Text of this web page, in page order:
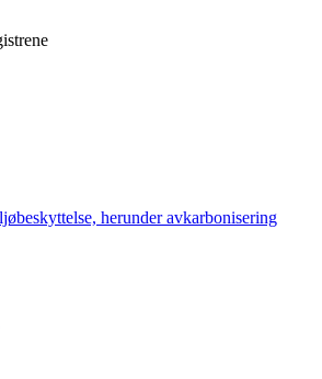
herunder avkarbonisering